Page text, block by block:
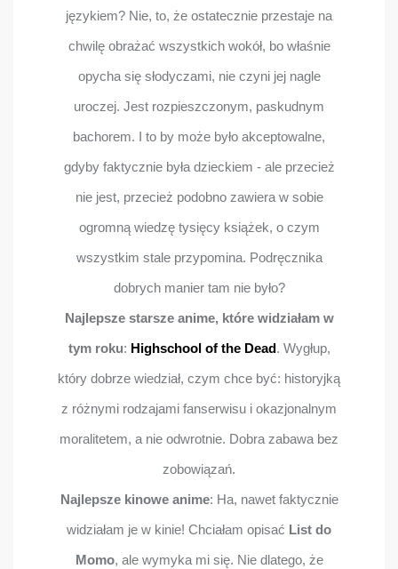
językiem? Nie, to, że ostatecznie przestaje na
chwilę obrażać wszystkich wokół, bo właśnie
opycha się słodyczami, nie czyni jej nagle
uroczej. Jest rozpieszczonym, paskudnym
bachorem. I to by może było akceptowalne,
gdyby faktycznie była dzieckiem - ale przecież
nie jest, przecież podobno zawiera w sobie
ogromną wiedzę tysięcy książek, o czym
wszystkim stale przypomina. Podręcznika
dobrych manier tam nie było?
Najlepsze starsze anime, które widziałam w
tym roku: Highschool of the Dead. Wygłup,
który dobrze wiedział, czym chce być: historyjką
z różnymi rodzajami fanserwisu i okazjonalnym
moralitetem, a nie odwrotnie. Dobra zabawa bez
zobowiązań.
Najlepsze kinowe anime: Ha, nawet faktycznie
widziałam je w kinie! Chciałam opisać List do
Momo, ale wymyka mi się. Nie dlatego, że